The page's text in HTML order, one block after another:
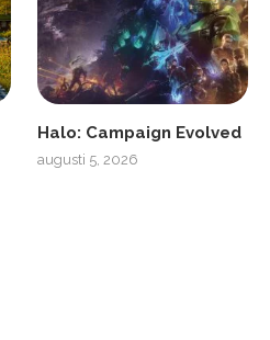
Halo: Campaign Evolved
augusti 5, 2026